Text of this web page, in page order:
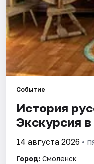
Событие
История
Экскурсия
14 августа 2026 •
Город: Смоленск